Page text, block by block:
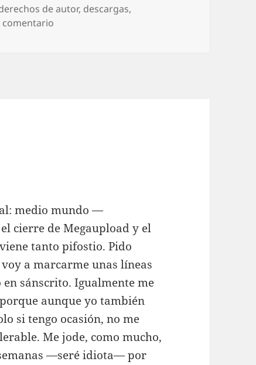
de autor, descargas,
comentario
medio mundo —
cierre de Megaupload y el
tanto pifostio. Pido
a marcarme unas líneas
sánscrito. Igualmente me
aunque yo también
si tengo ocasión, no me
Me jode, como mucho,
—seré idiota— por